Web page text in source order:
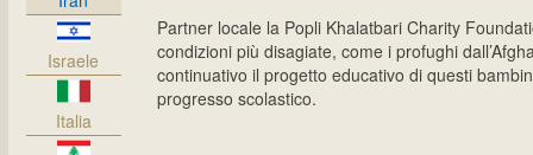
Israele
Italia
Partner locale la Popli Khalatbari Charity
condizioni più disagiate, come i profughi
continuativo il progetto educativo di questi
progresso scolastico.